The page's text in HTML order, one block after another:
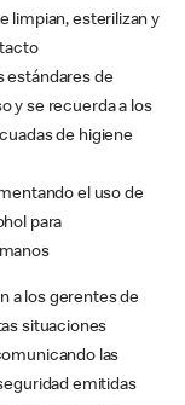
limpian, esterilizan y
estándares de
y se recuerda a los
de higiene
el uso de
para
a los gerentes de
situaciones
las
emitidas